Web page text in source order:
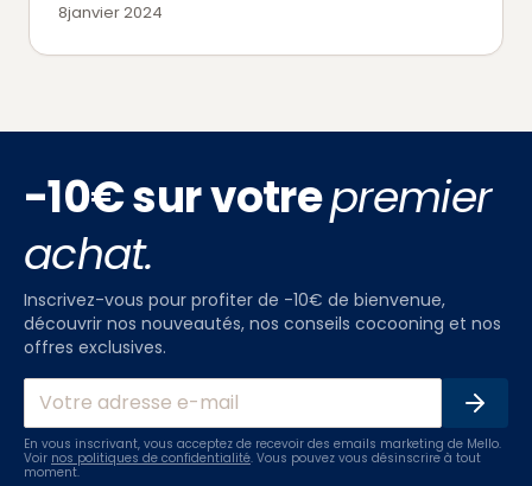
8janvier 2024
-10€ sur votrepremier
achat.
Inscrivez-vous pour profiter de -10€ de bienvenue,
découvrir nos nouveautés, nos conseils cocooning et nos
offres exclusives.
En vous inscrivant, vous acceptez de recevoir des emails marketing de Mello.
Voir nos politiques de confidentialité. Vous pouvez vous désinscrire à tout
moment.